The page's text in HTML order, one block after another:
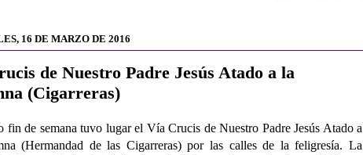
16 DE MARZO DE 2016
de Nuestro Padre Jesús Atado a la
(Cigarreras)
fin de semana tuvo lugar el Vía Crucis de Nuestro Padre Jesús Atado a
(Hermandad de las Cigarreras) por las calles de la feligresía. La